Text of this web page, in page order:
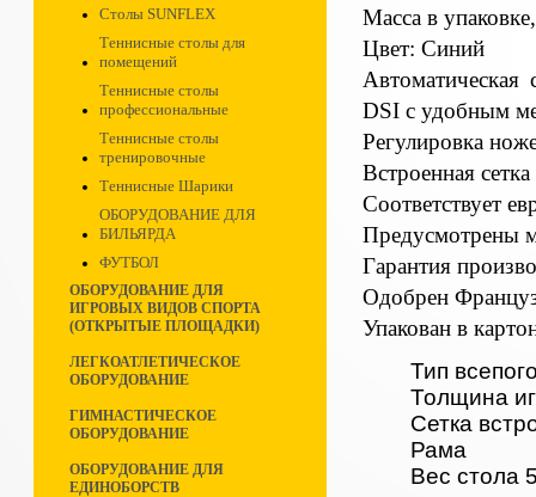
Столы SUNFLEX
Теннисные столы для
помещений
Теннисные столы
профессиональные
Теннисные столы
тренировочные
Теннисные Шарики
ОБОРУДОВАНИЕ ДЛЯ
БИЛЬЯРДА
ФУТБОЛ
ОБОРУДОВАНИЕ ДЛЯ
ИГРОВЫХ ВИДОВ СПОРТА
(ОТКРЫТЫЕ ПЛОЩАДКИ)
ЛЕГКОАТЛЕТИЧЕСКОЕ
ОБОРУДОВАНИЕ
ГИМНАСТИЧЕСКОЕ
ОБОРУДОВАНИЕ
ОБОРУДОВАНИЕ ДЛЯ
ЕДИНОБОРСТВ
Масса в
Цвет: Синий
DSI с удобным
Регулировка
Встроенная
Соответствует
Предусмотрены
Гарантия
Одобрен
Упакован в
Тип
Толщина
Сетка
Рама
Вес стола